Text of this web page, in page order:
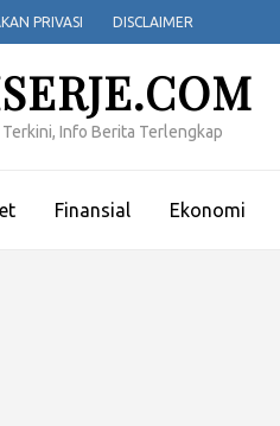
PRIVASI DISCLAIMER
Info Berita Terlengkap
Finansial Ekonomi